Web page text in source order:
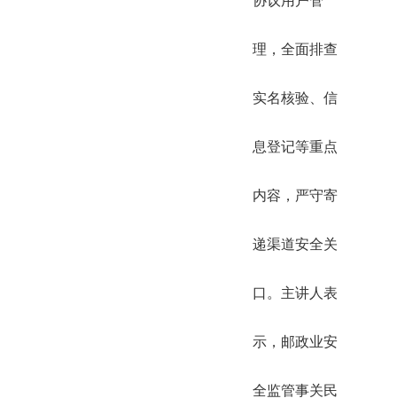
理，全面排查
实名核验、信
息登记等重点
内容，严守寄
递渠道安全关
口。主讲人表
示，邮政业安
全监管事关民